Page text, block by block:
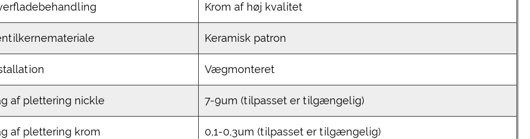
Krom af høj kvalitet
Keramisk patron
Vægmonteret
af plettering nickle 7-9um (tilpasset er tilgængelig)
af plettering krom 0,1-0,3um (tilpasset er tilgængelig)